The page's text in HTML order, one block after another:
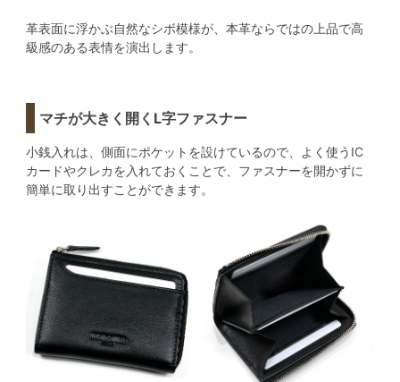
革表面に浮かぶ自然なシボ模様が、本革ならではの上品で高
級感のある表情を演出します。
マチが大きく開くL字ファスナー
小銭入れは、側面にポケットを設けているので、よく使うIC
カードやクレカを入れておくことで、ファスナーを開かずに
簡単に取り出すことができます。